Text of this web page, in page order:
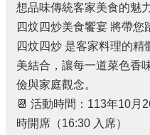
想品味傳統客家美食的魅
四炆四炒美食饗宴 將帶您
四炆四炒 是客家料理的
美結合，讓每一道菜色香
儉與家庭觀念。
📆 活動時間：113年10月
時開席（16:30 入席）